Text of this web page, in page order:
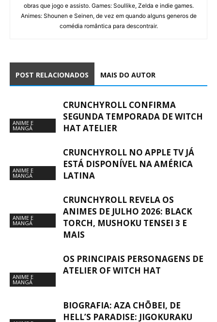
obras que jogo e assisto. Games: Soullike, Zelda e indie games.
Animes: Shounen e Seinen, de vez em quando alguns generos de
comédia romântica para descontrair.
POST RELACIONADOS MAIS DO AUTOR
ANIME E
MANGÁ
CRUNCHYROLL CONFIRMA
SEGUNDA TEMPORADA DE WITCH
HAT ATELIER
ANIME E
MANGÁ
CRUNCHYROLL NO APPLE TV JÁ
ESTÁ DISPONÍVEL NA AMÉRICA
LATINA
ANIME E
MANGÁ
CRUNCHYROLL REVELA OS
ANIMES DE JULHO 2026: BLACK
TORCH, MUSHOKU TENSEI 3 E
MAIS
ANIME E
MANGÁ
OS PRINCIPAIS PERSONAGENS DE
ATELIER OF WITCH HAT
BIOGRAFIA: AZA CHŌBEI, DE
HELL’S PARADISE: JIGOKURAKU